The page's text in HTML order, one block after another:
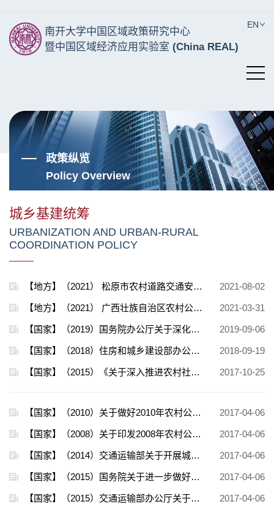
EN
南开大学中国区域政策研究中心
暨中国区域经济应用实验室(China REAL)
政策纵览
Policy Overview
城乡基建统筹
URBANIZATION AND URBAN-RURAL
COORDINATION POLICY
【地方】（2021） 松原市农村道路交通安全治理条例 2021-08-02
【地方】（2021） 广西壮族自治区农村公路条例 2021-03-31
【国家】（2019）国务院办公厅关于深化农村公路管理养护体制改革的意见 2019-09-06
【国家】（2018）住房和城乡建设部办公厅关于印发2018年住房和城乡建设系统普法依法治理工作要点的通知 2018-09-19
【国家】（2015）《关于深入推进农村社区建设试点工作的指导意见》 2017-10-25
【国家】（2010）关于做好2010年农村公路工作的若干意见 2017-04-06
【国家】（2008）关于印发2008年农村公路工作若干意见的通知 2017-04-06
【国家】（2014）交通运输部关于开展城乡道路客运一体化发展水平评价有关工作的通知 2017-04-06
【国家】（2015）国务院关于进一步做好城镇棚户区和城乡危房改造及配套基础设施建设有关工作的意见 国发〔2015〕37号 2017-04-06
【国家】（2015）交通运输部办公厅关于印发2015年农村公路工作要点的通知 2017-04-06